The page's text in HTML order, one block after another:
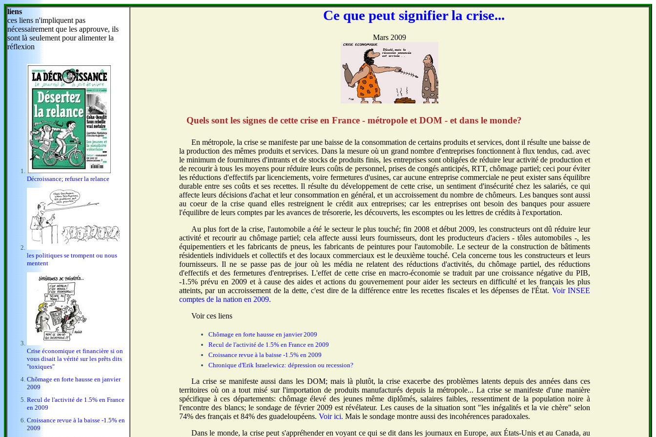
liens
ces liens n'impliquent pas
nécessairement que les approuve, ils
sont là seulement pour alimenter la
réflexion
Décroissance; refuser la relance
les politiques se trompent ou nous
mentent
Crise économique et financière si on
vous disait la vérité sur les prêts dits
"toxiques"
Chômage en forte hausse en janvier
2009
Recul de l'activité de 1.5% en France
en 2009
Croissance revue à la baisse -1.5% en
2009
Ce que peut signifier la crise...
Mars 2009
Quels sont les signes de cette crise en France - métropole et DOM - et dans le monde?
En métropole, la crise se manifeste par une baisse de la consommation de certains produits et services, dont il résulte une baisse de
la production des mêmes produits et services. Dans la mesure où un grand nombre d'entreprises fonctionnent à flux tendus, cad. avec
le minimum de fournitures d'intrants et de stocks de produits finis, les entreprises sont obligées de réduire leur activité de production et
de recourir à tous les moyens pour réduire leurs coûts de personnel, prises de congés anticipés, RTT, chômage partiel; ceci pour éviter
les réductions d'effectifs par licenciements, voire fermetures d'usines, car aucune entreprise commerciale ne peut exister sans équilibre
durable entre ses coûts et ses recettes. Il résulte du développement de cette crise, un sentiment d'insécurité chez les salariés, ce qui
affecte leurs décisions d'achat et leur consommation en général, et un accroissement du nombre de chômeurs. Les banques sont aussi
au coeur de la crise quand elles restreignent le crédit aux entreprises; car les entreprises ont besoin des banques pour assuere
l'équilibre de leurs comptes par les avances de trésorerie, les découverts, les escomptes ou les lettres de crédits à l'exportation.
Au plus fort de la crise, l'automobile a été le secteur le plus touché; fin 2008 et début 2009, les constructeurs ont dû réduire leur
activité et recourir au chômage partiel; cela affecte aussi leurs fournisseurs, dont les producteurs d'aciers - tôles automobiles -, les
équipementiers et les fabricants de pneus, les fabricants de peintures pour l'automobile. Le secteur de la construction de bâtiments
résidentiels individuels et collectifs et des locaux commerciaux est le deuxième touché. Cela concerne tous les constructeurs et leurs
fournisseurs. Il ne se passe pas de jour où les média ne relatent des réductions d'activités, du chômage partiel, des réductions
d'effectifs et des fermetures d'entreprises. L'effet de cette crise en macro-économie se traduit par une croissance négative du PIB,
-1.5% prévu en 2009 et à cause des aides et actions du gouvernement pour aider les secteurs en difficulté et les français les plus
atteints, par un accroissement de la dette, c'est dire de la différence entre les recettes fiscales et les dépenses de l'État. Voir INSEE
comptes de la nation en 2009.
Voir ces liens
Chômage en forte hausse en janvier 2009
Recul de l'activité de 1.5% en France en 2009
Croissance revue à la baisse -1.5% en 2009
Chronique d'Erik Israelewicz: dépression ou recession?
La crise se manifeste aussi dans les DOM; mais là plutôt, la crise exacerbe des problèmes latents depuis des années dans ces
territoires où on a tout misé sur l'importation de produits manufacturés depuis la métropole... La crise se manifeste d'une manière
spécifique à ces départements: chômage élevé des jeunes même diplômés, salaires faibles, ressentiment de la population noire à
l'encontre des blancs; le sondage de février 2009 est révélateur. Les causes de la situation sont "les inégalités et la vie chère" selon
74% des français et 84% des guadeloupéens. Voir ici. Mais le sondage montre aussi des incohérences paradoxales.
Dans le monde, la crise peut s'appréhender en voyant ce qui se dit dans les journaux en Europe, aux États-Unis et au Canada, au